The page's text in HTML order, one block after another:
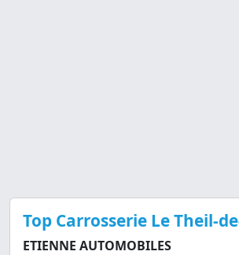
Top Carrosserie Le Theil-
ETIENNE AUTOMOBILES